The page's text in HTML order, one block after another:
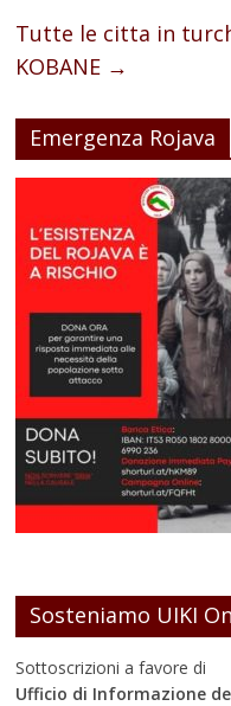
Tutte le citta in
KOBANE →
Emergenza Rojava
Sosteniamo UIKI
Sottoscrizioni a favore di
Ufficio di Informazione